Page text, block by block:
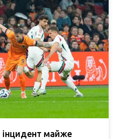
інцидент майже